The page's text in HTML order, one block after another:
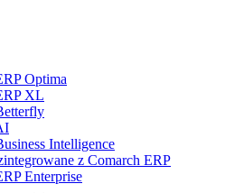
Optima
XL
Intelligence
z Comarch ERP
Enterprise